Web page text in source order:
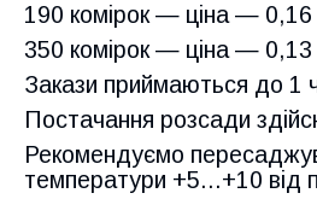
190 комірок — ціна —
350 комірок — ціна —
Закази приймаються до 1
Постачання розсади
Рекомендуємо
температури +5...+10 від